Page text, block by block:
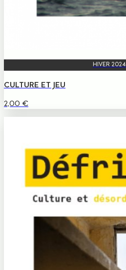
HIVER 2024
CULTURE ET JEU
2,00 €